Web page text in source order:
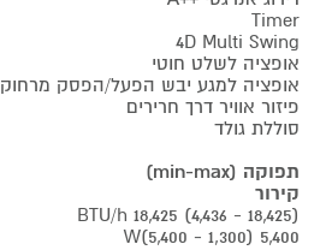
Timer
4D Multi Swing
אופציה לשלט חוטי
אופציה למגע יבש הפעל/הפסק מרחוק
פיזור אוויר דרך חרירים
סוללת גולד
תפוקה (min-max)
קירור
BTU/h 18,425 (4,436 - 18,425)
5,400 (1,300 - 5,400)W